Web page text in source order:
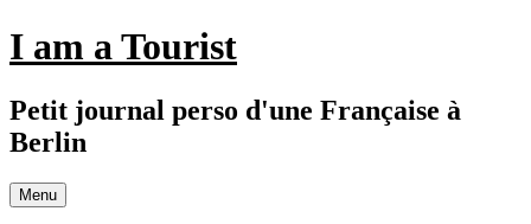
Aller
au
I am a Tourist
Petit journal perso d'une Française à
Berlin
Menu